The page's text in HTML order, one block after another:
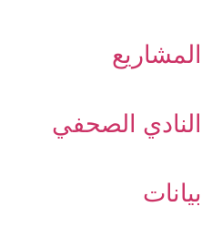
المشاريع
النادي الصحفي
بيانات